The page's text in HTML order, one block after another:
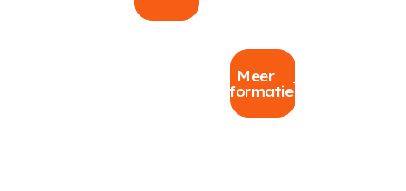
Meer
informatie